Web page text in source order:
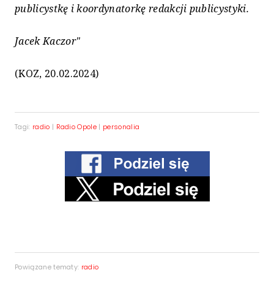
publicystkę i koordynatorkę redakcji publicystyki.
Jacek Kaczor"
(KOZ, 20.02.2024)
Tagi: radio | Radio Opole | personalia
Powiązane tematy: radio